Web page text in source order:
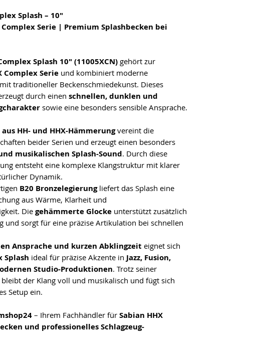
Splash – 10"
Complex Serie | Premium Splashbecken bei
Splash 10" (11005XCN) gehört zur
Complex Serie und kombiniert moderne
traditioneller Beckenschmiedekunst. Dieses
durch einen schnellen, dunklen und
sowie eine besonders sensible Ansprache.
HH- und HHX-Hämmerungvereint die
beider Serien und erzeugt einen besonders
musikalischen Splash-Sound. Durch diese
entsteht eine komplexe Klangstruktur mit klarer
Dynamik.
B20 Bronzelegierungliefert das Splash eine
aus Wärme, Klarheit und
Die gehämmerte Glocke unterstützt zusätzlich
und sorgt für eine präzise Artikulation bei schnellen
Ansprache und kurzen Abklingzeit eignet sich
Splash ideal für präzise Akzente in Jazz, Fusion,
Studio-Produktionen. Trotz seiner
der Klang voll und musikalisch und fügt sich
Setup ein.
– Ihrem Fachhändler für Sabian HHX
und professionelles Schlagzeug-